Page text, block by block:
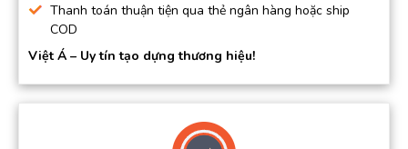
Thanh toán thuận tiện qua thẻ ngân hàng hoặc ship
COD
Việt Á – Uy tín tạo dựng thương hiệu!